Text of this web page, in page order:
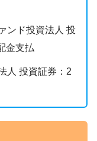
ンド投資法人 投
金支払
人 投資証券：2